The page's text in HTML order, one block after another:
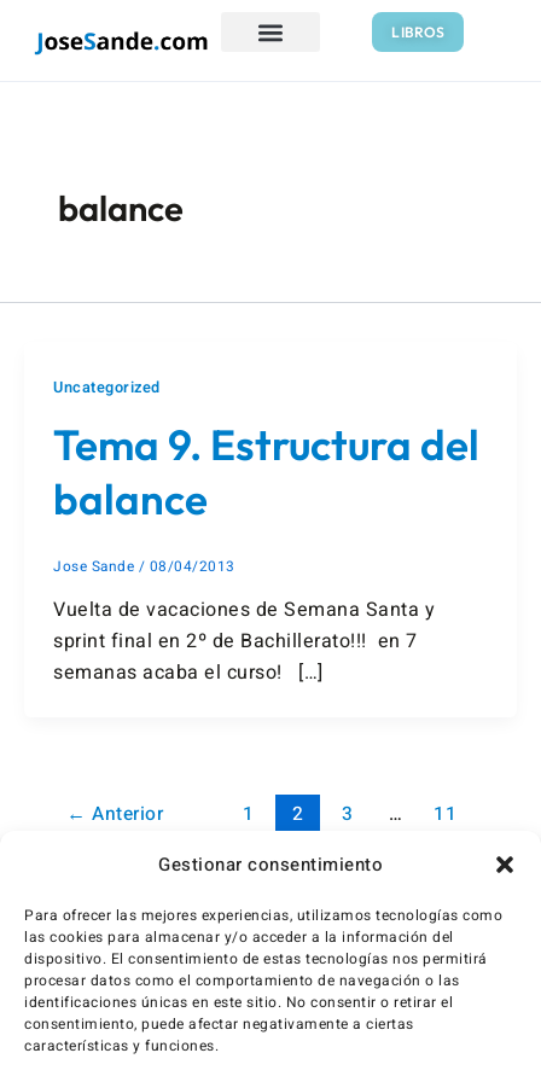
Gestionar consentimiento
Para ofrecer las mejores experiencias, utilizamos tecnologías como
las cookies para almacenar y/o acceder a la información del
dispositivo. El consentimiento de estas tecnologías nos permitirá
procesar datos como el comportamiento de navegación o las
identificaciones únicas en este sitio. No consentir o retirar el
consentimiento, puede afectar negativamente a ciertas
características y funciones.
LIBROS
balance
Uncategorized
Tema 9. Estructura del
balance
Jose Sande / 08/04/2013
Vuelta de vacaciones de Semana Santa y
sprint final en 2º de Bachillerato!!! en 7
semanas acaba el curso! […]
de
← Anterior 1 2 3 …
11
Siguiente